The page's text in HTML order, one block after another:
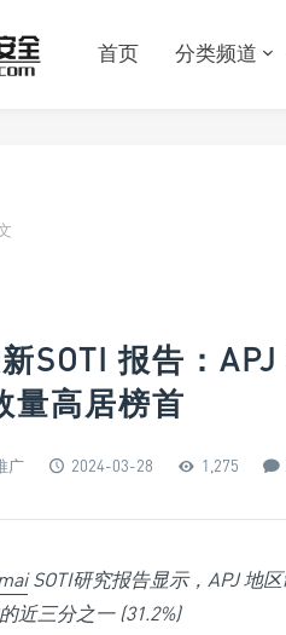
首页 分类频道
SOTI 报告：
量高居榜首
广 2024-03-28 1,275
SOTI研究报告显示， APJ地
近三分之一(31.2%)